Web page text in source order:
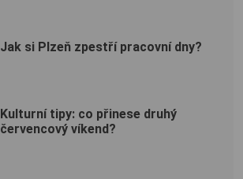
Jak si Plzeň zpestří pracovní dny?
Kulturní tipy: co přinese druhý
červencový víkend?